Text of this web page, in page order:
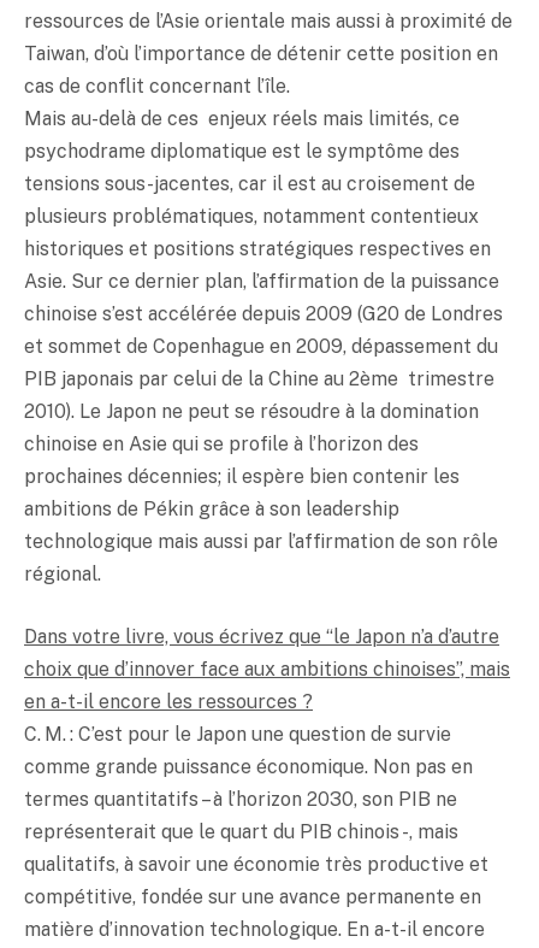
ressources de l’Asie orientale mais aussi à proximité de
Taiwan, d’où l’importance de détenir cette position en
cas de conflit concernant l’île.
Mais au-delà de ces enjeux réels mais limités, ce
psychodrame diplomatique est le symptôme des
tensions sous-jacentes, car il est au croisement de
plusieurs problématiques, notamment contentieux
historiques et positions stratégiques respectives en
Asie. Sur ce dernier plan, l’affirmation de la puissance
chinoise s’est accélérée depuis 2009 (G20 de Londres
et sommet de Copenhague en 2009, dépassement du
PIB japonais par celui de la Chine au 2ème trimestre
2010). Le Japon ne peut se résoudre à la domination
chinoise en Asie qui se profile à l’horizon des
prochaines décennies; il espère bien contenir les
ambitions de Pékin grâce à son leadership
technologique mais aussi par l’affirmation de son rôle
régional.
Dans votre livre, vous écrivez que “le Japon n’a d’autre
choix que d’innover face aux ambitions chinoises”, mais
en a-t-il encore les ressources ?
C. M. : C’est pour le Japon une question de survie
comme grande puissance économique. Non pas en
termes quantitatifs – à l’horizon 2030, son PIB ne
représenterait que le quart du PIB chinois -, mais
qualitatifs, à savoir une économie très productive et
compétitive, fondée sur une avance permanente en
matière d’innovation technologique. En a-t-il encore